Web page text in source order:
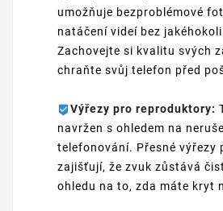
umožňuje bezproblémové
natáčení videí bez
Zachovejte si kvalitu svých
chraňte svůj telefon před
Výřezy pro reproduktory:
navržen s ohledem na
telefonování. Přesné výřezy
zajišťují, že zvuk zůstává
ohledu na to, zda máte kryt